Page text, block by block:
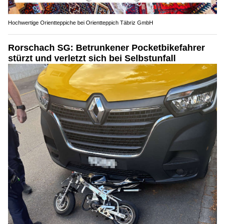
Hochwertige Orientteppiche bei Orientteppich Täbriz GmbH
Rorschach SG: Betrunkener Pocketbikefahrer
stürzt und verletzt sich bei Selbstunfall